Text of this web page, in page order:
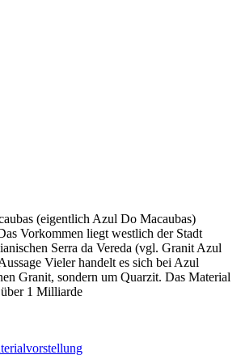
(eigentlich Azul Do Macaubas)
Vorkommen liegt westlich der Stadt
Serra da Vereda (vgl. Granit Azul
Vieler handelt es sich bei Azul
Granit, sondern um Quarzit. Das Material
1 Milliarde